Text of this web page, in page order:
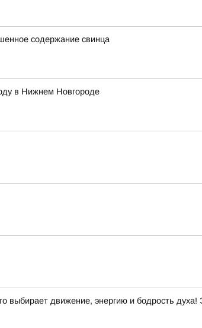
содержание свинца
в Нижнем Новгороде
выбирает движение, энергию и бодрость